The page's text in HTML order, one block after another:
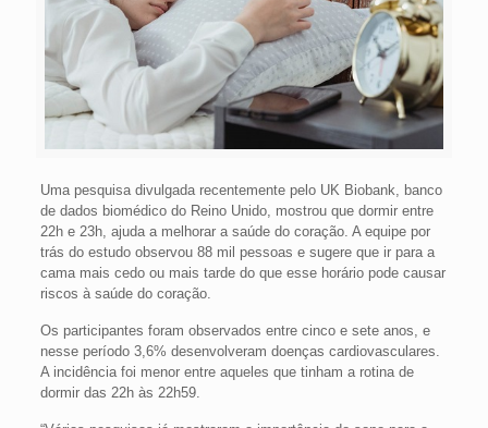
Uma pesquisa divulgada recentemente pelo UK Biobank, banco
de dados biomédico do Reino Unido, mostrou que dormir entre
22h e 23h, ajuda a melhorar a saúde do coração. A equipe por
trás do estudo observou 88 mil pessoas e sugere que ir para a
cama mais cedo ou mais tarde do que esse horário pode causar
riscos à saúde do coração.
Os participantes foram observados entre cinco e sete anos, e
nesse período 3,6% desenvolveram doenças cardiovasculares.
A incidência foi menor entre aqueles que tinham a rotina de
dormir das 22h às 22h59.